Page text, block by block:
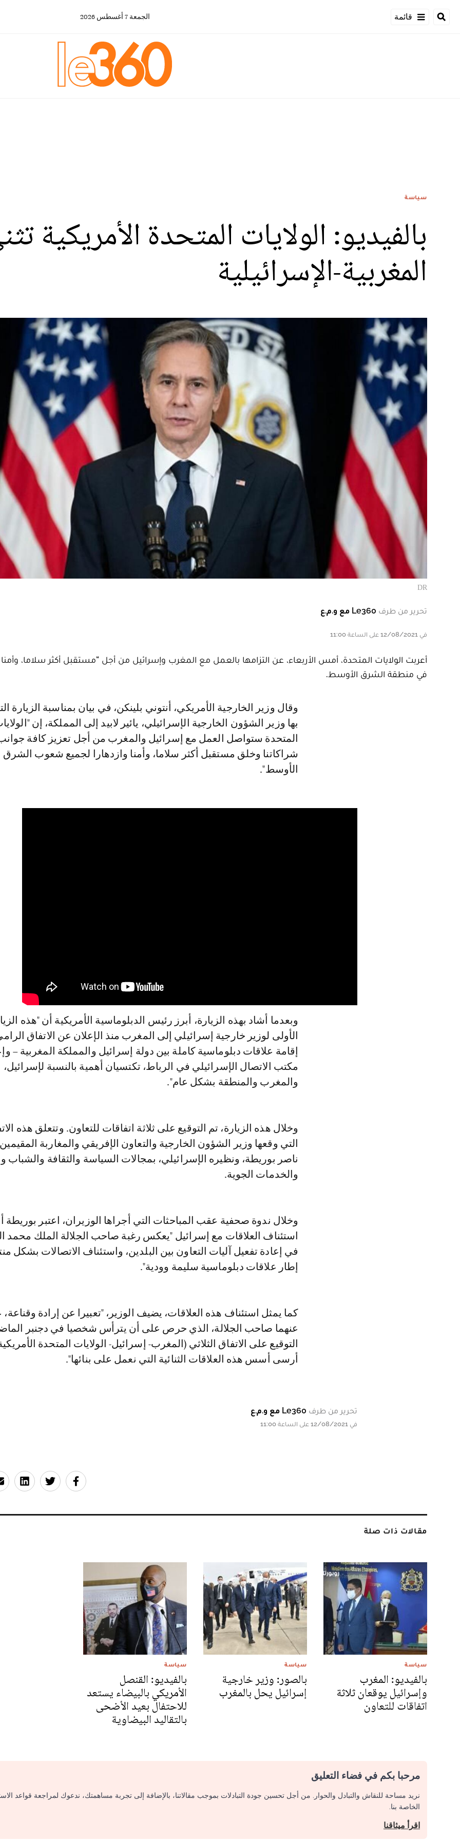
قائمة الجمعة 7 أغسطس 2026
سياسة
بالفيديو: الولايات المتحدة الأمريكية
المغربية-الإسرائيلية
DR
تحرير من طرف Le360 مع و.م.ع
في 12/08/2021 على الساعة 11:00
أعربت الولايات المتحدة، أمس الأربعاء، عن التزامها بالعمل مع المغرب وإسرائيل من أجل “مستقبل أكثر سلاما، وأمنا
في منطقة الشرق الأوسط.
وقال وزير الخارجية الأمريكي، أنتوني بلينكن، في بيان بمناسبة الزيارة التي يقوم
بها وزير الشؤون الخارجية الإسرائيلي، يائير لابيد إلى المملكة، إن
المتحدة ستواصل العمل مع إسرائيل والمغرب من أجل تعزيز كافة
شراكاتنا وخلق مستقبل أكثر سلاما، وأمنا وازدهارا لجميع شعوب الشرق
الأوسط".
وبعدما أشاد بهذه الزيارة، أبرز رئيس الدبلوماسية الأمريكية أن "هذه
الأولى لوزير خارجية إسرائيلي إلى المغرب منذ الإعلان عن الاتفاق
إقامة علاقات دبلوماسية كاملة بين دولة إسرائيل والمملكة المغربية –
مكتب الاتصال الإسرائيلي في الرباط، تكتسيان أهمية بالنسبة لإسرائيل،
والمغرب والمنطقة بشكل عام".
وخلال هذه الزيارة، تم التوقيع على ثلاثة اتفاقات للتعاون. وتتعلق هذه
التي وقعها وزير الشؤون الخارجية والتعاون الإفريقي والمغاربة
ناصر بوريطة، ونظيره الإسرائيلي، بمجالات السياسة والثقافة والشباب
والخدمات الجوية.
وخلال ندوة صحفية عقب المباحثات التي أجراها الوزيران، اعتبر بوريطة
استئناف العلاقات مع إسرائيل "يعكس رغبة صاحب الجلالة الملك
في إعادة تفعيل آليات التعاون بين البلدين، واستئناف الاتصالات بشكل
إطار علاقات دبلوماسية سليمة وودية".
كما يمثل استئناف هذه العلاقات، يضيف الوزير، "تعبيرا عن إرادة وقناعة،
عنهما صاحب الجلالة، الذي حرص على أن يترأس شخصيا في دجنبر
التوقيع على الاتفاق الثلاثي (المغرب- إسرائيل- الولايات المتحدة
أرسى أسس هذه العلاقات الثنائية التي نعمل على بنائها".
تحرير من طرف Le360 مع و.م.ع
في 12/08/2021 على الساعة 11:00
مقالات ذات صلة
سياسة
بالفيديو: المغرب
وإسرائيل يوقعان ثلاثة
اتفاقات للتعاون
سياسة
بالصور: وزير خارجية
إسرائيل يحل بالمغرب
سياسة
بالفيديو: القنصل
الأمريكي بالبيضاء يستعد
للاحتفال بعيد الأضحى
بالتقاليد البيضاوية
مرحبا بكم في فضاء التعليق
نريد مساحة للنقاش والتبادل والحوار. من أجل تحسين جودة التبادلات بموجب مقالاتنا، بالإضافة إلى تجربة مساهمتك، ندعوك لمراجعة قواعد
الخاصة بنا.
اقرأ ميثاقنا